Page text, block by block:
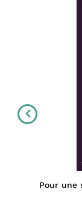
Pour une